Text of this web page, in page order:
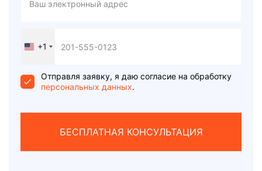
United
+1
+1
Отправля заявку, я даю согласие на обработку
персональных данных.
БЕСПЛАТНАЯ КОНСУЛЬТАЦИЯ